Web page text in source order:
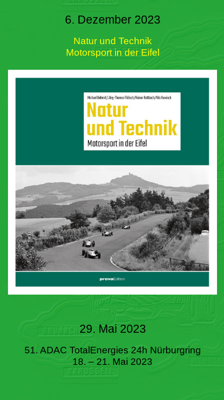
6. Dezember 2023
Natur und Technik
Motorsport in der Eifel
29. Mai 2023
51. ADAC TotalEnergies 24h Nürburgring
18. – 21. Mai 2023